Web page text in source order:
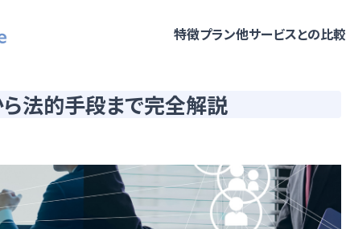
特徴プラン他サービスとの比較
法的手段まで完全解説